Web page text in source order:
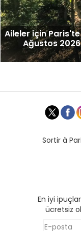
Aileler için
Ağustos
Sortir à
En iyi
ücretsiz